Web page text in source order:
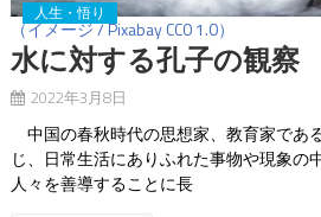
（イメージ / Pixabay CC0 1.0）
人生・悟り
水に対する孔子の観察
2022年3月8日
中国の春秋時代の思想家、教育家であ
じ、日常生活にありふれた事物や現象の
人々を善導することに長